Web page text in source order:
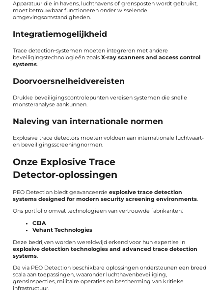
Apparatuur die in havens, luchthavens of grensposten wordt gebruikt,
moet betrouwbaar functioneren onder wisselende
omgevingsomstandigheden.
Integratiemogelijkheid
Trace detection‑systemen moeten integreren met andere
beveiligingstechnologieën zoals X-ray scanners and access control
systems.
Doorvoersnelheidvereisten
Drukke beveiligingscontrolepunten vereisen systemen die snelle
monsteranalyse aankunnen.
Naleving van internationale normen
Explosive trace detectors moeten voldoen aan internationale luchtvaart-
en beveiligingsscreeningnormen.
Onze Explosive Trace
Detector‑oplossingen
PEO Detection biedt geavanceerde explosive trace detection
systems designed for modern security screening environments.
Ons portfolio omvat technologieën van vertrouwde fabrikanten:
CEIA
Vehant Technologies
Deze bedrijven worden wereldwijd erkend voor hun expertise in
explosive detection technologies and advanced trace detection
systems.
De via PEO Detection beschikbare oplossingen ondersteunen een breed
scala aan toepassingen, waaronder luchthavenbeveiliging,
grensinspecties, militaire operaties en bescherming van kritieke
infrastructuur.